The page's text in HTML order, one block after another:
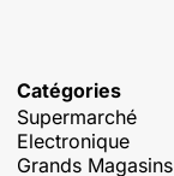
Catégories
Supermarché
Electronique
Grands Magasins